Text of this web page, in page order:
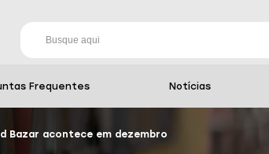
Frequentes Notícias
Bazar acontece em dezembro